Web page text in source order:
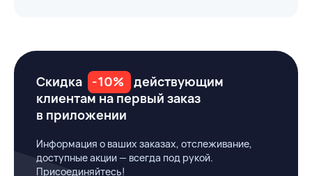
Скидка -10%
действующим
клиентам на первый заказ
в приложении
Информация о ваших заказах, отслеживание,
доступные акции — всегда под рукой.
Присоединяйтесь!